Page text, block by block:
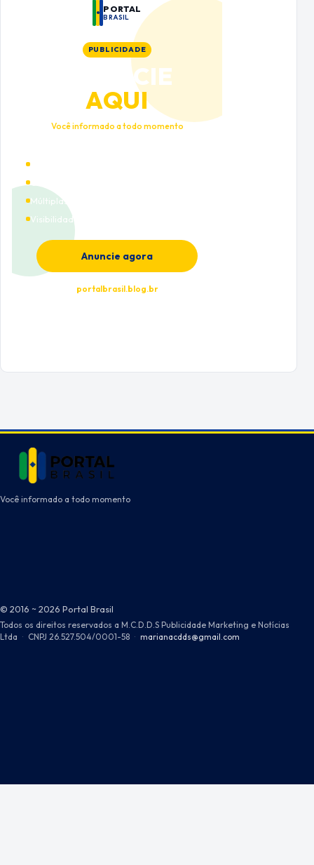
PORTAL
BRASIL
PUBLICIDADE
ANUNCIE
AQUI
Você informado a todo momento
Múltiplas categorias
Visibilidade premium
Anuncie agora
portalbrasil.blog.br
Você informado a todo momento
© 2016 ~ 2026 Portal Brasil
Todos os direitos reservados a M.C.D.D.S Publicidade Marketing e Notícias
Ltda · CNPJ 26.527.504/0001-58 · marianacdds@gmail.com